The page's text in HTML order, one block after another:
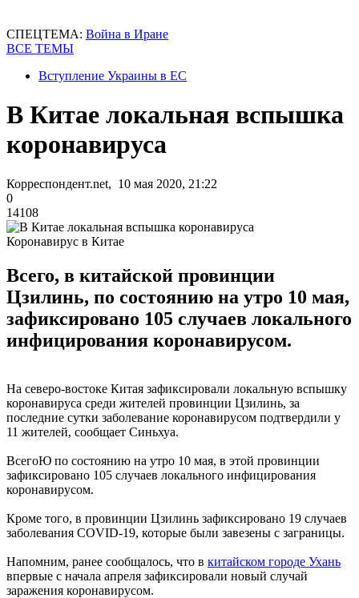
СПЕЦТЕМА: Война в Иране
ВСЕ ТЕМЫ
Вступление Украины в ЕС
В Китае локальная вспышка
коронавируса
Корреспондент.net, 10 мая 2020, 21:22
0
14108
Коронавирус в Китае
Всего, в китайской провинции
Цзилинь, по состоянию на утро 10 мая,
зафиксировано 105 случаев локального
инфицирования коронавирусом.
На северо-востоке Китая зафиксировали локальную вспышку
коронавируса среди жителей провинции Цзилинь, за
последние сутки заболевание коронавирусом подтвердили у
11 жителей, сообщает Синьхуа.
ВсегоЮ по состоянию на утро 10 мая, в этой провинции
зафиксировано 105 случаев локального инфицирования
коронавирусом.
Кроме того, в провинции Цзилинь зафиксировано 19 случаев
заболевания COVID-19, которые были завезены с заграницы.
Напомним, ранее сообщалось, что в китайском городе Ухань
впервые с начала апреля зафиксировали новый случай
заражения коронавирусом.